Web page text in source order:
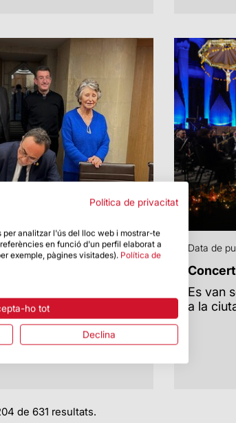
16/12/24
de desembre
Data de
Es van
a la
de 631 resultats.
Política de privacitat
per analitzar l'ús del lloc web i mostrar-te
en funció d'un perfil elaborat a
exemple, pàgines visitades). Política de
ho tot
Declina